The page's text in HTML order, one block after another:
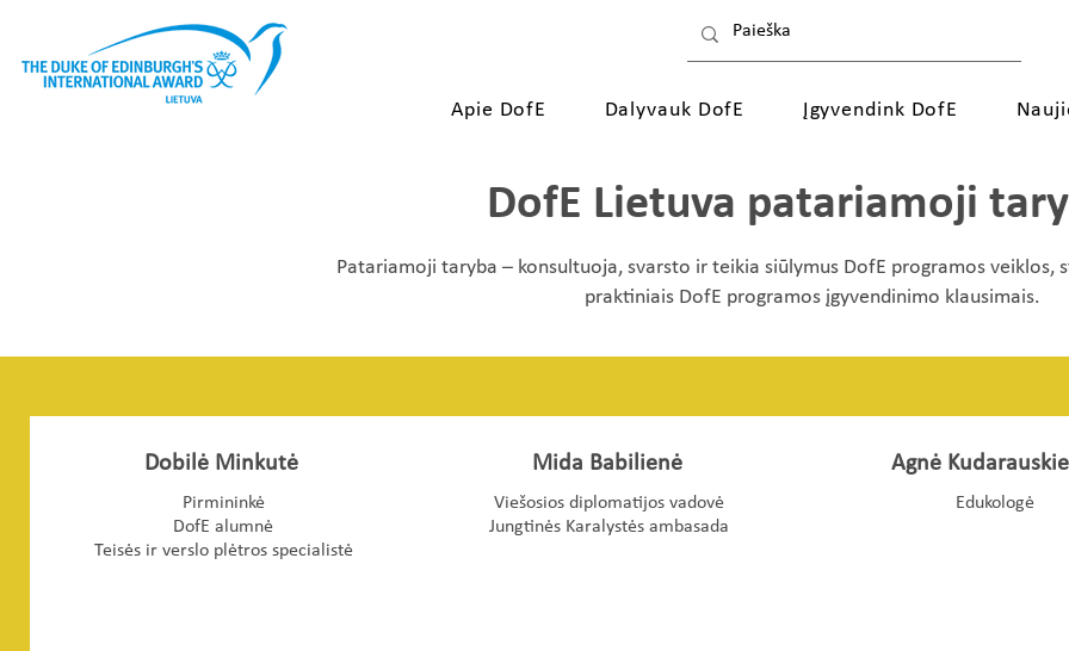
Apie DofE Dalyvauk DofE Įgyvendink DofE
DofE Lietuva patariamoji
Patariamoji taryba – konsultuoja, svarsto ir teikia siūlymus DofE programos veiklos,
praktiniais DofE programos įgyvendinimo klausimais.
Dobilė Minkutė
Pirmininkė
DofE alumnė
Teisės ir verslo plėtros specialistė
Mida Babilienė
Viešosios diplomatijos vadovė
Jungtinės Karalystės ambasada
Agnė
Edukologė